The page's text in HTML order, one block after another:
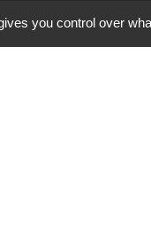
you control over